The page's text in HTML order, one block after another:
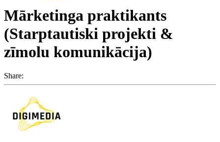
Mārketinga praktikants
(Starptautiski projekti &
zīmolu komunikācija)
Share: